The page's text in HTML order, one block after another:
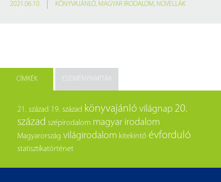
2021.06.10. KÖNYVAJÁNLÓ, MAGYAR IRODALOM, NOVELLÁK
CÍMKÉK ESEMÉNYNAPTÁR
21. század 19. század könyvajánló világnap 20.
század szépirodalom magyar irodalom
Magyarország világirodalom kitekintő évforduló
statisztikatörténet